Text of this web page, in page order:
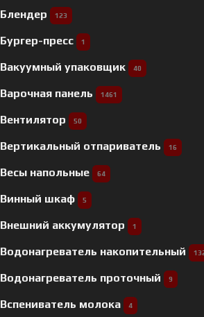
Блендер 123
Бургер-пресс 1
Вакуумный упаковщик 40
Варочная панель 1461
Вентилятор 50
Вертикальный отпариватель 16
Весы напольные 64
Винный шкаф 5
Внешний аккумулятор 1
Водонагреватель накопительный
Водонагреватель проточный 9
Вспениватель молока 4